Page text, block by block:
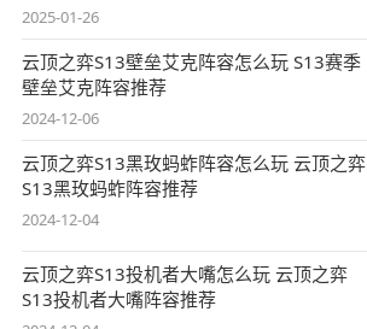
2025-01-26
云顶之弈S13壁垒艾克阵容怎么玩 S13赛季
壁垒艾克阵容推荐
2024-12-06
云顶之弈S13黑玫蚂蚱阵容怎么玩 云顶之弈
S13黑玫蚂蚱阵容推荐
2024-12-04
云顶之弈S13投机者大嘴怎么玩 云顶之弈
S13投机者大嘴阵容推荐